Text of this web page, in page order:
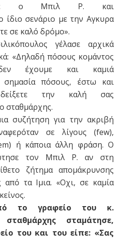
ο Μπιλ P. και
ίδιο σενάριο με την Αγκυρα
σε καλό δρόμο».
γέλασε αρχικά
«Δηλαδή πόσους κομάντος
έχουμε και καμιά
σημασία πόσους, έστω και
την καλή σας
σταθμάρχης.
συζήτηση για την ακριβή
σε λίγους (few),
ή κάποια άλλη φράση. Ο
τον Μπιλ P. αν στη
ζήτημα απομάκρυνσης
από τα Ιμια. «Οχι, σε καμία
το γραφείο του κ.
σταμάτησε,
του και του είπε: «Σας